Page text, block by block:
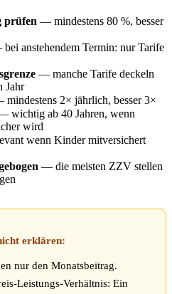
prüfen — mindestens 80 %, besser
anstehendem Termin: nur Tarife
— manche Tarife deckeln
Jahr
2× jährlich, besser 3×
wichtig ab 40 Jahren, wenn
wird
wenn Kinder mitversichert
— die meisten ZZV stellen
erklären:
nur den Monatsbeitrag.
Leistungs-Verhältnis: Ein